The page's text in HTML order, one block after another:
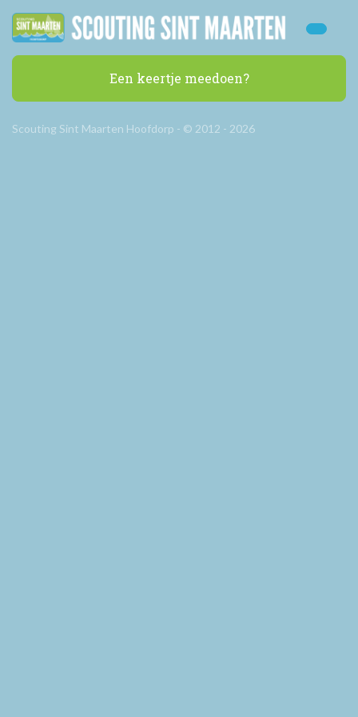
Een keertje meedoen?
Scouting Sint Maarten Hoofdorp - © 2012 - 2026